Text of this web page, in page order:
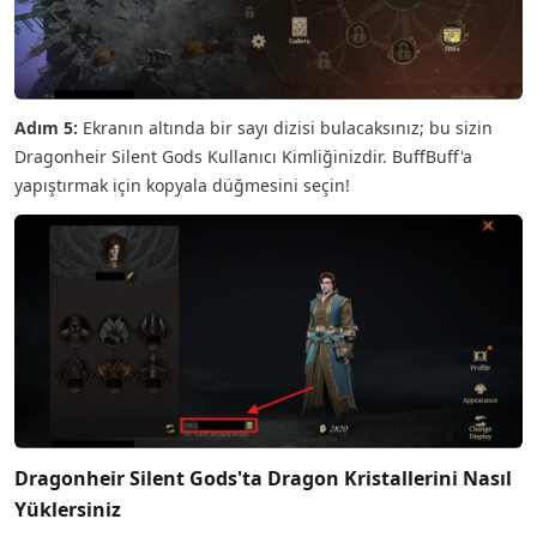
Adım 5: Ekranın altında bir sayı dizisi bulacaksınız; bu sizin
Dragonheir Silent Gods Kullanıcı Kimliğinizdir. BuffBuff'a
yapıştırmak için kopyala düğmesini seçin!
Dragonheir Silent Gods'ta Dragon Kristallerini Nasıl
Yüklersiniz